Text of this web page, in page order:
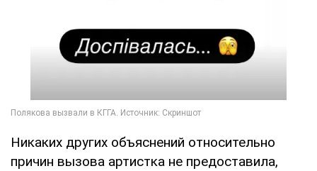
Никаких других объяснений относительно
причин вызова артистка не предоставила,